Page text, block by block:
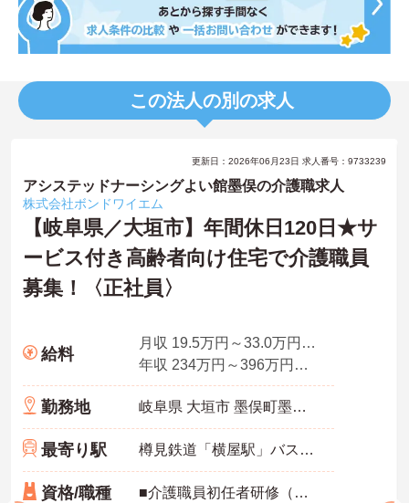
この法人の別の求人
更新日：2026年06月23日 求人番号：9733239
アシステッドナーシングよい館墨俣の介護職求人
株式会社ボンドワイエム
【岐阜県／大垣市】年間休日120日★サ
ービス付き高齢者向け住宅で介護職員
募集！〈正社員〉
給料
月収 19.5万円～33.0万円程度 諸手当込
年収 234万円～396万円程度 別途賞与
勤務地 岐阜県 大垣市 墨俣町墨俣字東殿町302番地
最寄り駅 樽見鉄道「横屋駅」バス・車9分
資格/職種 ■介護職員初任者研修（ヘルパー2級）以上 ■普通自動車免許